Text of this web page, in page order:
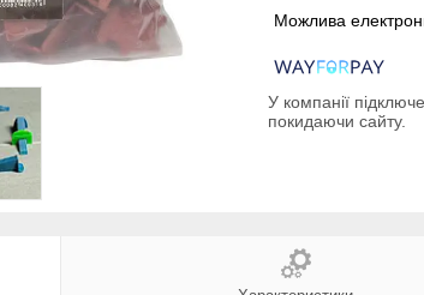
У компанії
покидаючи сайту.